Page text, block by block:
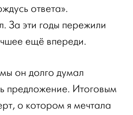
ответа».
За эти годы пережили
ещё впереди.
он долго думал
предложение. Итоговым
о котором я мечтала